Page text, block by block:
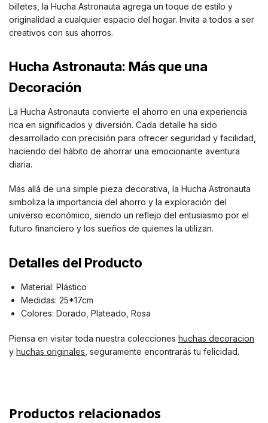
billetes, la Hucha Astronauta agrega un toque de estilo y
originalidad a cualquier espacio del hogar. Invita a todos a ser
creativos con sus ahorros.
Hucha Astronauta: Más que una
Decoración
La Hucha Astronauta convierte el ahorro en una experiencia
rica en significados y diversión. Cada detalle ha sido
desarrollado con precisión para ofrecer seguridad y facilidad,
haciendo del hábito de ahorrar una emocionante aventura
diaria.
Más allá de una simple pieza decorativa, la Hucha Astronauta
simboliza la importancia del ahorro y la exploración del
universo económico, siendo un reflejo del entusiasmo por el
futuro financiero y los sueños de quienes la utilizan.
Detalles del Producto
Material: Plástico
Medidas: 25*17cm
Colores: Dorado, Plateado, Rosa
Piensa en visitar toda nuestra colecciones huchas decoracion
y huchas originales , seguramente encontrarás tu felicidad.
Productos relacionados